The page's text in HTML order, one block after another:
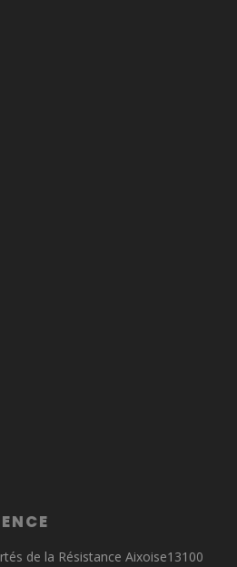
de la Résistance Aixoise13100